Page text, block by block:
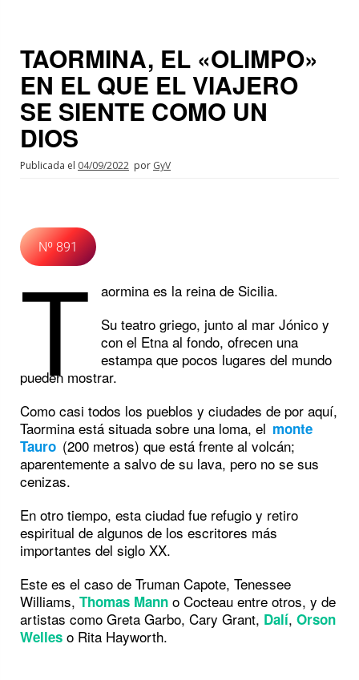
TAORMINA, EL «OLIMPO»
EN EL QUE EL VIAJERO
SE SIENTE COMO UN
DIOS
Publicada el 04/09/2022 por GyV
Nº 891
T
aormina es la reina de Sicilia.
Su teatro griego, junto al mar Jónico y
con el Etna al fondo, ofrecen una
estampa que pocos lugares del mundo
pueden mostrar.
Como casi todos los pueblos y ciudades de por aquí,
Taormina está situada sobre una loma, el monte
Tauro (200 metros) que está frente al volcán;
aparentemente a salvo de su lava, pero no se sus
cenizas.
En otro tiempo, esta ciudad fue refugio y retiro
espiritual de algunos de los escritores más
importantes del siglo XX.
Este es el caso de Truman Capote, Tenessee
Williams, Thomas Mann o Cocteau entre otros, y de
artistas como Greta Garbo, Cary Grant, Dalí, Orson
Welles o Rita Hayworth.